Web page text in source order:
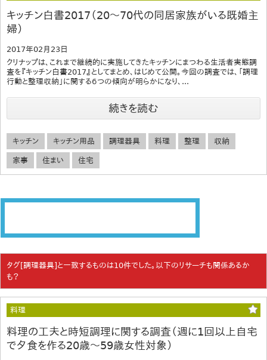
キッチン白書2017（20～70代の同居家族がいる既婚主
婦）
2017年02月23日
クリナップは、これまで継続的に実施してきたキッチンにまつわる生活者実態調
査を『キッチン白書2017』としてまとめ、はじめて公開。今回の調査では、「調理
行動と整理収納」に関する６つの傾向が明らかになり、...
続きを読む
キッチン キッチン用品 調理器具 料理 整理 収納
家事 住まい 住宅
タグ[調理器具]と一致するものは10件でした。以下のリサーチも関係あるか
も？
料理
料理の工夫と時短調理に関する調査（週に1回以上自宅
で夕食を作る20歳～59歳女性対象）